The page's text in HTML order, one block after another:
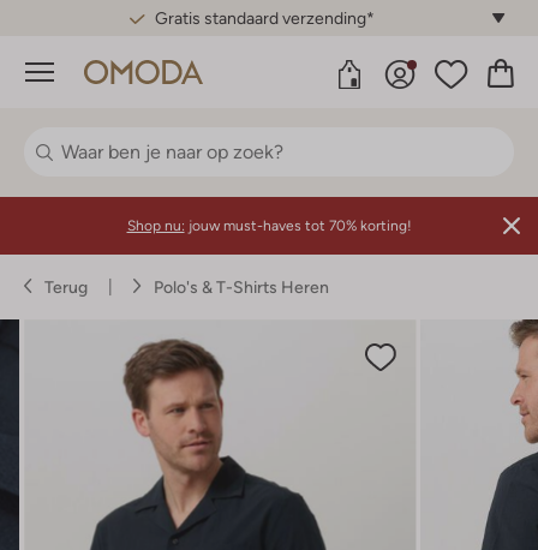
Gratis standaard verzending*
Menu
Shop nu: jouw must-haves tot 70% korting!
Terug Polo's & T-Shirts Heren